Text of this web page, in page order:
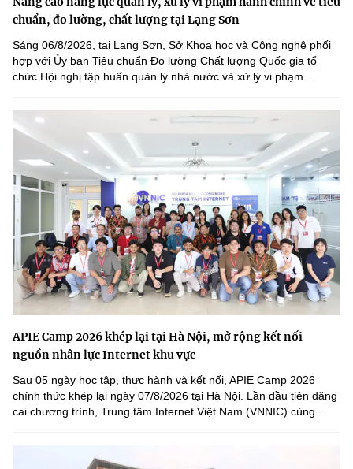
chuẩn, đo lường, chất lượng tại Lạng Sơn
Sáng 06/8/2026, tại Lạng Sơn, Sở Khoa học và Công nghệ phối
hợp với Ủy ban Tiêu chuẩn Đo lường Chất lượng Quốc gia tổ
chức Hội nghị tập huấn quản lý nhà nước và xử lý vi phạm...
APIE Camp 2026 khép lại tại Hà Nội, mở rộng kết nối
nguồn nhân lực Internet khu vực
Sau 05 ngày học tập, thực hành và kết nối, APIE Camp 2026
chính thức khép lại ngày 07/8/2026 tại Hà Nội. Lần đầu tiên đăng
cai chương trình, Trung tâm Internet Việt Nam (VNNIC) cùng...